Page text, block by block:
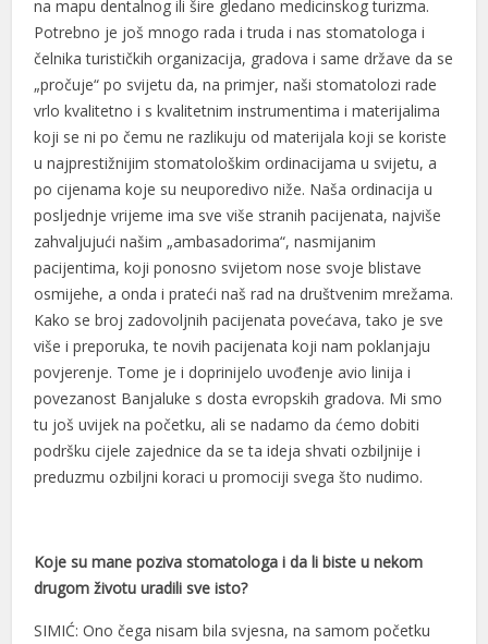
Hacklink panel
Hacklink panel
Hacklink panel
Hacklink panel
Hacklink panel
Hacklink
Hacklink panel
Hacklink panel
Hacklink panel
Hacklink panel
Hacklink panel
Hacklink panel
Hacklink panel
na mapu dentalnog ili šire gledano medicinskog turizma.
Potrebno je još mnogo rada i truda i nas stomatologa i
čelnika turističkih organizacija, gradova i same države da se
„pročuje“ po svijetu da, na primjer, naši stomatolozi rade
vrlo kvalitetno i s kvalitetnim instrumentima i materijalima
koji se ni po čemu ne razlikuju od materijala koji se koriste
u najprestižnijim stomatološkim ordinacijama u svijetu, a
po cijenama koje su neuporedivo niže. Naša ordinacija u
posljednje vrijeme ima sve više stranih pacijenata, najviše
zahvaljujući našim „ambasadorima“, nasmijanim
pacijentima, koji ponosno svijetom nose svoje blistave
osmijehe, a onda i prateći naš rad na društvenim mrežama.
Kako se broj zadovoljnih pacijenata povećava, tako je sve
više i preporuka, te novih pacijenata koji nam poklanjaju
povjerenje. Tome je i doprinijelo uvođenje avio linija i
povezanost Banjaluke s dosta evropskih gradova. Mi smo
tu još uvijek na početku, ali se nadamo da ćemo dobiti
podršku cijele zajednice da se ta ideja shvati ozbiljnije i
preduzmu ozbiljni koraci u promociji svega što nudimo.
Koje su mane poziva stomatologa i da li biste u nekom
drugom životu uradili sve isto?
SIMIĆ: Ono čega nisam bila svjesna, na samom početku